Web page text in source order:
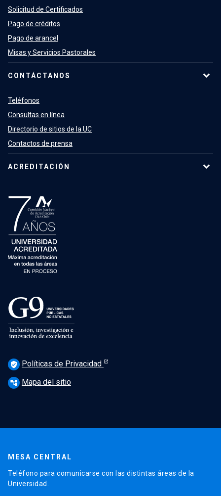
Solicitud de Certificados
Pago de créditos
Pago de arancel
Misas y Servicios Pastorales
CONTÁCTANOS
Teléfonos
Consultas en línea
Directorio de sitios de la UC
Contactos de prensa
ACREDITACIÓN
verified_user Políticas de Privacidad
account_tree Mapa del sitio
MESA CENTRAL
Teléfono para comunicarse con las distintas áreas de la
Universidad.